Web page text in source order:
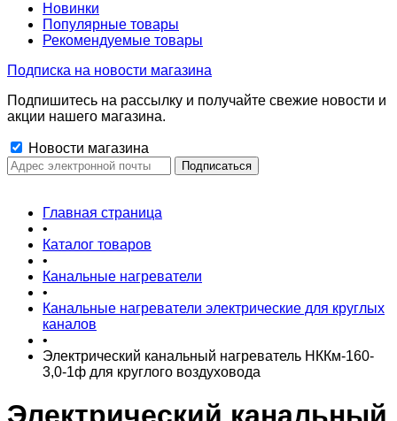
Новинки
Популярные товары
Рекомендуемые товары
Подписка на новости магазина
Подпишитесь на рассылку и получайте свежие новости и
акции нашего магазина.
Новости магазина
Главная страница
•
Каталог товаров
•
Канальные нагреватели
•
Канальные нагреватели электрические для круглых
каналов
•
Электрический канальный нагреватель НККм-160-
3,0-1ф для круглого воздуховода